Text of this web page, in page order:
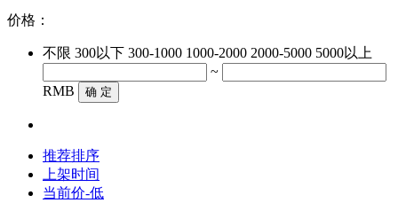
价格：
不限 300以下 300-1000 1000-2000 2000-5000 5000以上
~
RMB
确 定
推荐排序
上架时间
当前价-低